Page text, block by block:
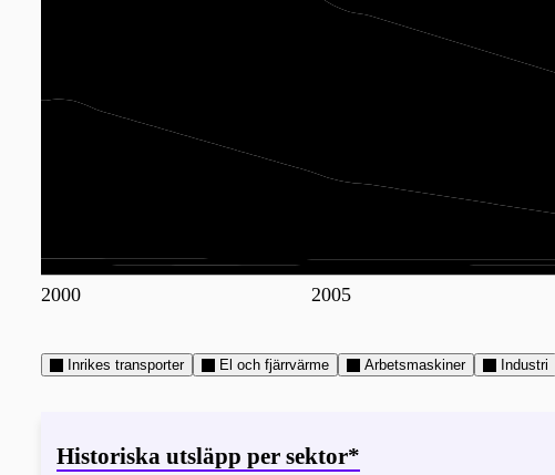
2000 2005
Inrikes transporter El och fjärrvärme Arbetsmaskiner Industri
Historiska utsläpp per sektor*